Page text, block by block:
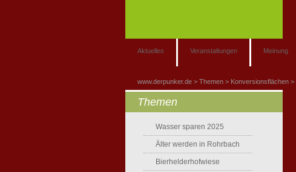
Aktuelles Veranstaltungen Meinung
www.derpunker.de Themen Konversionsflächen
Themen
Wasser sparen 2025
Älter werden in Rohrbach
Bierhelderhofwiese